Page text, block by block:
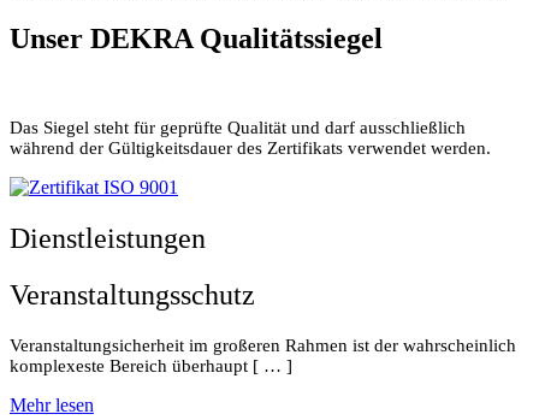
Unser DEKRA Qualitätssiegel
Das Siegel steht für geprüfte Qualität und darf ausschließlich
während der Gültigkeitsdauer des Zertifikats verwendet werden.
Dienstleistungen
Veranstaltungsschutz
Veranstaltungsicherheit im großeren Rahmen ist der wahrscheinlich
komplexeste Bereich überhaupt [ … ]
Mehr lesen